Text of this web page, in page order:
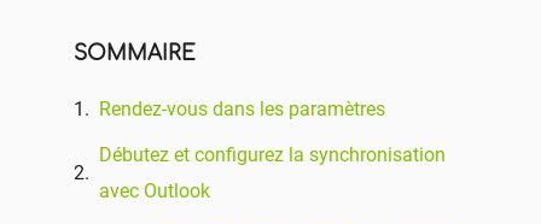
SOMMAIRE
Rendez-vous dans les paramètres
Débutez et configurez la synchronisation
avec Outlook